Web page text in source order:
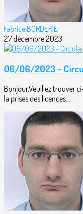
Fabrice BORDERIE
27 décembre 2023
06/06/2023 -
Bonjour,Veuillez trouver
la prises des licences...